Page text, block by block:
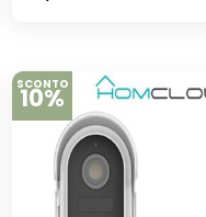
SCONTO
10%